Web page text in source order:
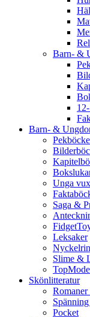
Barn- &
Barn- &
Unga
Saga &
Leksaker
Slime &
Skönlitteratur
Pocket